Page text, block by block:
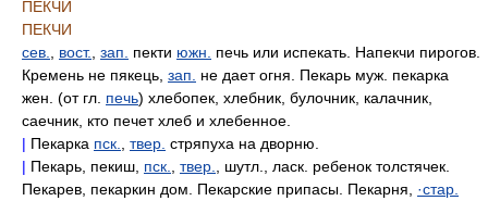
ПЕКЧИ
ПЕКЧИ
сев.
вост. зап. пекти южн.
печь или испекать. Напекчи пирогов.
Кремень не пякець, зап.
не дает огня. Пекарь муж. пекарка
жен. (от гл. печь) хлебопек, хлебник, булочник, калачник,
саечник, кто печет хлеб и хлебенное.
| Пекарка пск. твер. стряпуха на дворню.
| Пекарь, пекиш, пск. твер.
, шутл., ласк. ребенок толстячек.
Пекарев, пекаркин дом. Пекарские припасы. Пекарня, ·стар.